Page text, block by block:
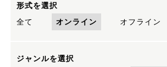
形式を選択
全て
オンライン オフライン
ジャンルを選択